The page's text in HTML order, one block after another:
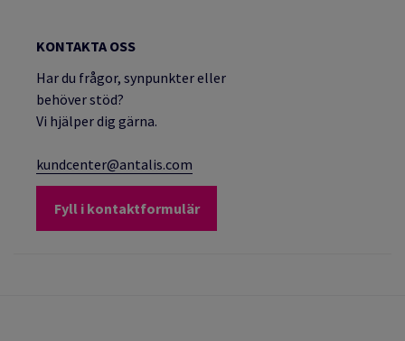
KONTAKTA OSS
Har du frågor, synpunkter eller
behöver stöd?
Vi hjälper dig gärna.
kundcenter@antalis.com
Fyll i kontaktformulär